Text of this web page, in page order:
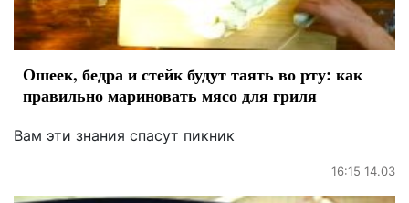
Ошеек, бедра и стейк будут таять во рту: как
правильно мариновать мясо для гриля
Вам эти знания спасут пикник
16:15 14.03